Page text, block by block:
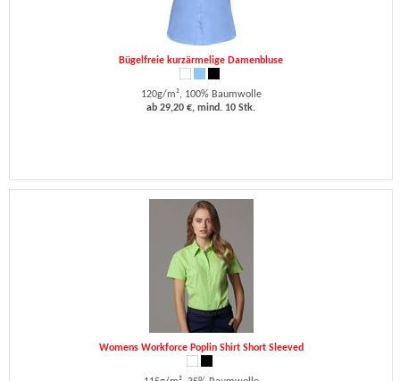
Bügelfreie kurzärmelige Damenbluse
120g/m², 100% Baumwolle
ab 29,20 €, mind. 10 Stk.
Womens Workforce Poplin Shirt Short Sleeved